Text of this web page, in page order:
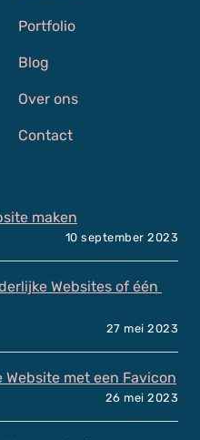
Portfolio
Blog
Over ons
Contact
maken
10 september 2023
Websites of één
27 mei 2023
met een Favicon
26 mei 2023